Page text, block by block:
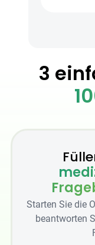
3
Starten Sie die
beantworten